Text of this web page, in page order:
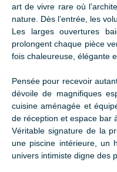
art de vivre rare où
nature. Dès l’entrée, les
Les larges ouvertures
prolongent chaque pièce
fois chaleureuse, élégante
Pensée pour recevoir
dévoile de magnifiques
cuisine aménagée et
de réception et espace bar
Véritable signature de la
une piscine intérieure, un
univers intimiste digne des